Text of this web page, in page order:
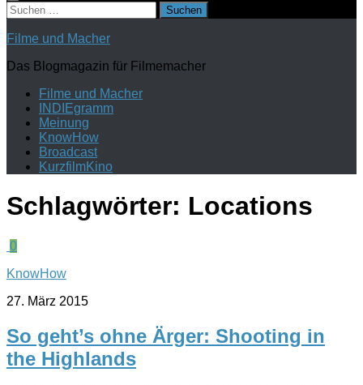
Suchen
nach:
Filme und Macher
Das Blogmagazin für Filmemacher
Filme und Macher
INDIEgramm
Meinung
KnowHow
Broadcast
KurzfilmKino
Schlagwörter: Locations
0
KnowHow
27. März 2015
So geht’s ohne Ärger: Shooting in
the Highlands